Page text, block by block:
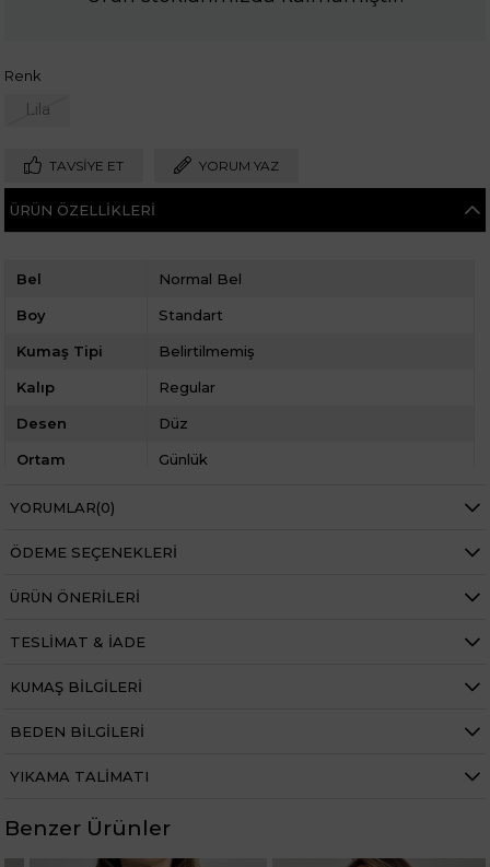
Renk
Lila
TAVSIYE ET YORUM YAZ
ÜRÜN ÖZELLIKLERI
Bel Normal Bel
Boy Standart
Kumaş Tipi Belirtilmemiş
Kalıp Regular
Desen Düz
Ortam Günlük
YORUMLAR(0)
ÖDEME SEÇENEKLERI
ÜRÜN ÖNERILERI
TESLIMAT & İADE
KUMAŞ BILGILERI
BEDEN BILGILERI
YIKAMA TALIMATI
Benzer Ürünler